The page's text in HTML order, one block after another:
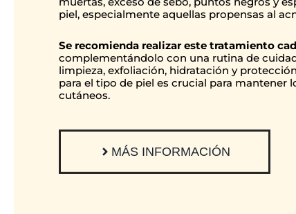
piel, especialmente aquellas propensas al
Se recomienda realizar este tratamiento
complementándolo con una rutina de
limpieza, exfoliación, hidratación y
para el tipo de piel es crucial para mantener
cutáneos.
MÁS INFORMACIÓN